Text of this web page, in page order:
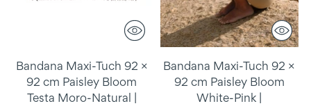
Bandana Maxi-Tuch 92 ×
92 cm Paisley Bloom
Testa Moro-Natural |
Bandana Maxi-Tuch 92 ×
92 cm Paisley Bloom
White-Pink |